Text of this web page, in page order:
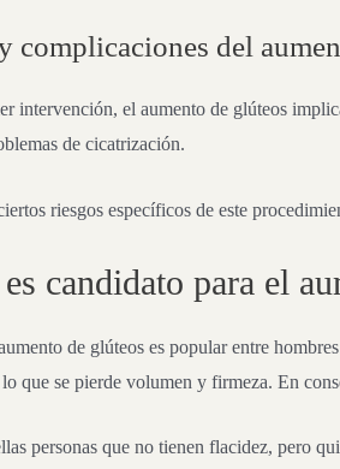
complicaciones del
intervención, el aumento de glúteos
de cicatrización.
riesgos específicos de este
candidato para el
de glúteos es popular entre
que se pierde volumen y firmeza. En
personas que no tienen flacidez, pero